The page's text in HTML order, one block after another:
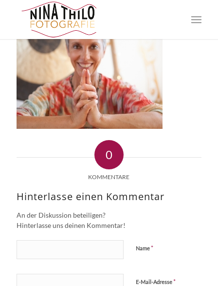
0
KOMMENTARE
Hinterlasse einen Kommentar
An der Diskussion beteiligen?
Hinterlasse uns deinen Kommentar!
Name*
E-Mail-Adresse*